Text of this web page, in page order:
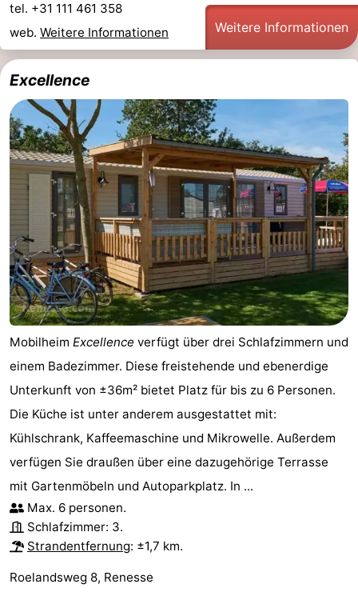
tel. +31 111 461 358
web. Weitere Informationen Weitere Informationen
Excellence
Mobilheim Excellence verfügt über drei Schlafzimmern und
einem Badezimmer. Diese freistehende und ebenerdige
Unterkunft von ±36m² bietet Platz für bis zu 6 Personen.
Die Küche ist unter anderem ausgestattet mit:
Kühlschrank, Kaffeemaschine und Mikrowelle. Außerdem
verfügen Sie draußen über eine dazugehörige Terrasse
mit Gartenmöbeln und Autoparkplatz. In ...
Max. 6 personen.
Schlafzimmer: 3.
Strandentfernung: ±1,7 km.
Roelandsweg 8, Renesse